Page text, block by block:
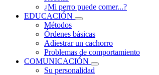
¿Mi perro puede comer...?
EDUCACIÓN
Métodos
Órdenes básicas
Adiestrar un cachorro
Problemas de comportamiento
COMUNICACIÓN
Su personalidad